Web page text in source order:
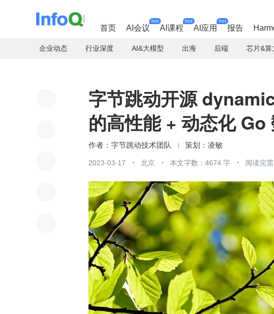
首页 AI会议
hot
AI课程
hot
AI应用
hot
报告
企业动态 行业深度 AI&大模型 出海 后端 芯片&算
字节跳动开源
的高性能 + 动态化 Go
字节跳动技术团队 凌敏
2023-03-17 北京 本文字数：4674 字 阅读完